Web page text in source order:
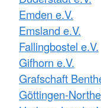
Emden e.V.
Emsland e.V.
Fallingbostel e.V.
Gifhorn e.V.
Grafschaft
Göttingen-